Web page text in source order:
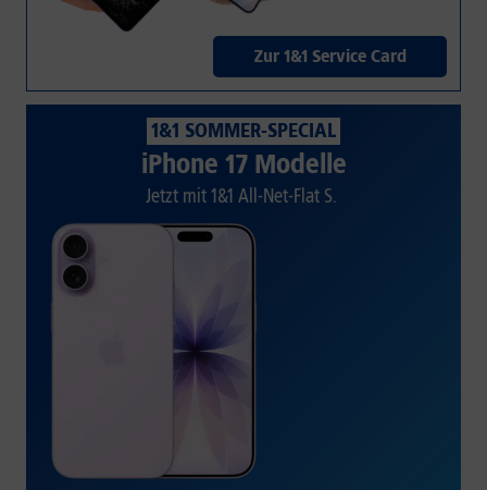
Zur 1&1 Service Card
1&1 SOMMER-SPECIAL
iPhone 17 Modelle
Jetzt mit 1&1 All-Net-Flat S.